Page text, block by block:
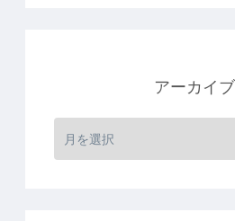
アーカイブ